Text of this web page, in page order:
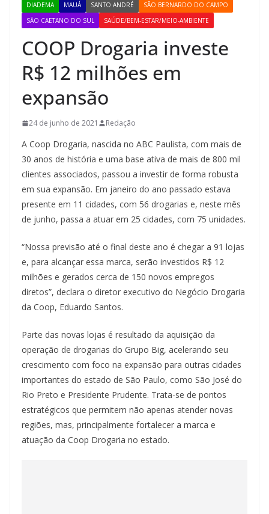
DIADEMA MAUÁ SANTO ANDRÉ
SÃO BERNARDO DO CAMPO
SÃO CAETANO DO SUL
SAÚDE/BEM-ESTAR/MEIO-AMBIENTE
COOP Drogaria investe
R$ 12 milhões em
expansão
24 de junho de 2021 Redação
A Coop Drogaria, nascida no ABC Paulista, com mais de
30 anos de história e uma base ativa de mais de 800 mil
clientes associados, passou a investir de forma robusta
em sua expansão. Em janeiro do ano passado estava
presente em 11 cidades, com 56 drogarias e, neste mês
de junho, passa a atuar em 25 cidades, com 75 unidades.
“Nossa previsão até o final deste ano é chegar a 91 lojas
e, para alcançar essa marca, serão investidos R$ 12
milhões e gerados cerca de 150 novos empregos
diretos”, declara o diretor executivo do Negócio Drogaria
da Coop, Eduardo Santos.
Parte das novas lojas é resultado da aquisição da
operação de drogarias do Grupo Big, acelerando seu
crescimento com foco na expansão para outras cidades
importantes do estado de São Paulo, como São José do
Rio Preto e Presidente Prudente. Trata-se de pontos
estratégicos que permitem não apenas atender novas
regiões, mas, principalmente fortalecer a marca e
atuação da Coop Drogaria no estado.